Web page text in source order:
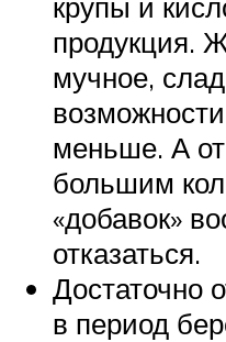
продукция.
мучное,
меньше. А
большим
«добавок»
отказаться.
Достаточно
в период